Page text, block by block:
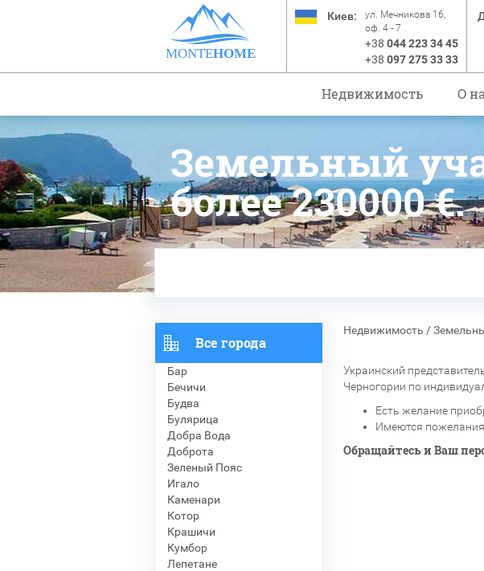
MONTEHOME
Киев:
ул. Мечникова 16,
оф. 4 - 7
+38 044 223 34 45
+38 097 275 33 33
Недвижимость О
Земельный
более 230000 €.
Все города
Бар
Бечичи
Будва
Булярица
Добра Вода
Доброта
Зеленый Пояс
Игало
Каменари
Котор
Крашичи
Кумбор
Лепетане
Недвижимость /
Украинский
Черногории по
Есть желание
Имеются
Обращайтесь и Ваш